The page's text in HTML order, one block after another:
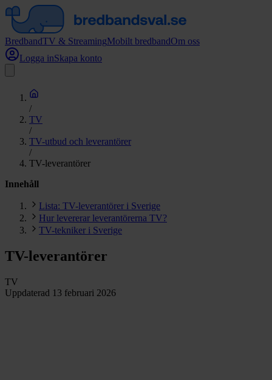
BredbandTV & StreamingMobilt bredbandOm oss
Logga inSkapa konto
/
TV
/
TV-utbud och leverantörer
/
TV-leverantörer
Innehåll
Lista: TV-leverantörer i Sverige
Hur levererar leverantörerna TV?
TV-tekniker i Sverige
TV-leverantörer
TV
Uppdaterad 13 februari 2026